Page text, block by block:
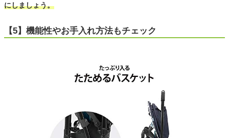
にしましょう。
【5】機能性やお手入れ方法もチェック